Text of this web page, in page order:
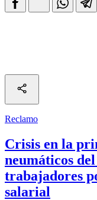
Reclamo
Crisis en la
neumáticos
trabajadores
salarial